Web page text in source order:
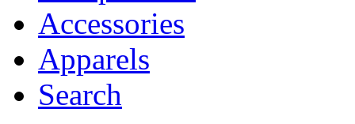
Accessories
Apparels
Search